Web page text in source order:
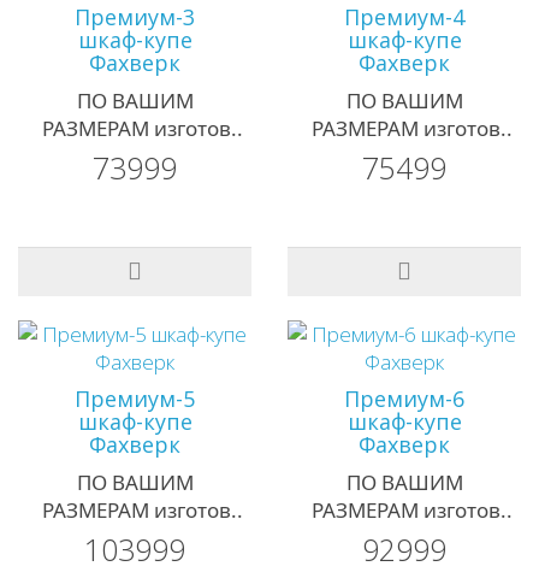
Премиум-3
шкаф-купе
Фахверк
ПО ВАШИМ
РАЗМЕРАМ изготов..
73999
Премиум-4
шкаф-купе
Фахверк
ПО ВАШИМ
РАЗМЕРАМ изготов..
75499
Премиум-5
шкаф-купе
Фахверк
ПО ВАШИМ
РАЗМЕРАМ изготов..
103999
Премиум-6
шкаф-купе
Фахверк
ПО ВАШИМ
РАЗМЕРАМ изготов..
92999